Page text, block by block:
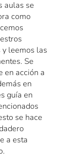
aulas se
como
leemos las
Se
en acción a
en
guía en
se hace
a esta